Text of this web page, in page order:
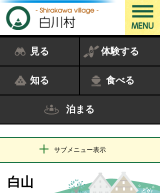
見る 体験する
知る 食べる
泊まる
サブメニュー表示
白山